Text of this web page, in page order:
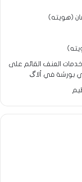
(هويته)
خدمات العنف القائم على
بورشة في ألاگ